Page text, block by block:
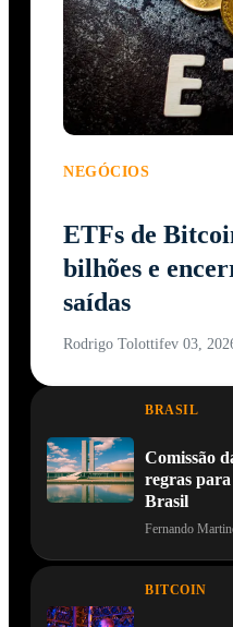
NEGÓCIOS
ETFs de
bilhões e
saídas
Rodrigo Tolottifev 03,
BRASIL
Comissão
regras para
Brasil
Fernando
BITCOIN